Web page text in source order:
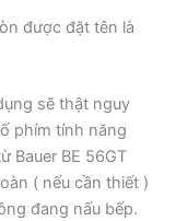
được đặt tên là
sẽ thật nguy
phím tính năng
Bauer BE 56GT
( nếu cần thiết )
đang nấu bếp.